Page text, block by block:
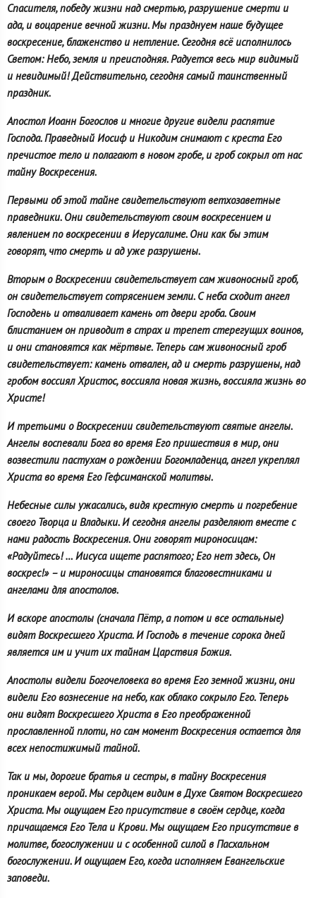
Спасителя, победу жизни над смертью, разрушение смерти и
ада, и воцарение вечной жизни. Мы празднуем наше будущее
воскресение, блаженство и нетление. Сегодня всё исполнилось
Светом: Небо, земля и преисподняя. Радуется весь мир видимый
и невидимый! Действительно, сегодня самый таинственный
праздник.
Апостол Иоанн Богослов и многие другие видели распятие
Господа. Праведный Иосиф и Никодим снимают с креста Его
пречистое тело и полагают в новом гробе, и гроб сокрыл от нас
тайну Воскресения.
Первыми об этой тайне свидетельствуют ветхозаветные
праведники. Они свидетельствуют своим воскресением и
явлением по воскресении в Иерусалиме. Они как бы этим
говорят, что смерть и ад уже разрушены.
Вторым о Воскресении свидетельствует сам живоносный гроб,
он свидетельствует сотрясением земли. С неба сходит ангел
Господень и отваливает камень от двери гроба. Своим
блистанием он приводит в страх и трепет стерегущих воинов,
и они становятся как мёртвые. Теперь сам живоносный гроб
свидетельствует: камень отвален, ад и смерть разрушены, над
гробом воссиял Христос, воссияла новая жизнь, воссияла жизнь во
Христе!
И третьими о Воскресении свидетельствуют святые ангелы.
Ангелы воспевали Бога во время Его пришествия в мир, они
возвестили пастухам о рождении Богомладенца, ангел укреплял
Христа во время Его Гефсиманской молитвы.
Небесные силы ужасались, видя крестную смерть и погребение
своего Творца и Владыки. И сегодня ангелы разделяют вместе с
нами радость Воскресения. Они говорят мироносицам:
«Радуйтесь! … Иисуса ищете распятого; Его нет здесь, Он
воскрес!» – и мироносицы становятся благовестниками и
ангелами для апостолов.
И вскоре апостолы (сначала Пётр, а потом и все остальные)
видят Воскресшего Христа. И Господь в течение сорока дней
является им и учит их тайнам Царствия Божия.
Апостолы видели Богочеловека во время Его земной жизни, они
видели Его вознесение на небо, как облако сокрыло Его. Теперь
они видят Воскресшего Христа в Его преображенной
прославленной плоти, но сам момент Воскресения остается для
всех непостижимый тайной.
Так и мы, дорогие братья и сестры, в тайну Воскресения
проникаем верой. Мы сердцем видим в Духе Святом Воскресшего
Христа. Мы ощущаем Его присутствие в своём сердце, когда
причащаемся Его Тела и Крови. Мы ощущаем Его присутствие в
молитве, богослужении и с особенной силой в Пасхальном
богослужении. И ощущаем Его, когда исполняем Евангельские
заповеди.